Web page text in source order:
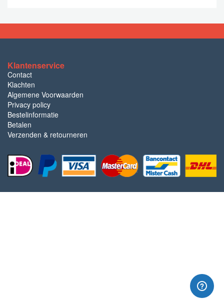
Klantenservice
Contact
Klachten
Algemene Voorwaarden
Privacy policy
Bestelinformatie
Betalen
Verzenden & retourneren